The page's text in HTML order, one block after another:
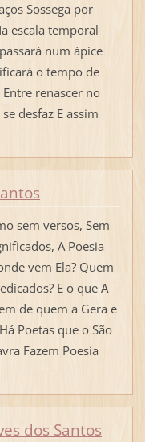
Sossega por
escala temporal
num ápice
o tempo de
renascer no
desfaz E assim
sem versos, Sem
A Poesia
vem Ela? Quem
E o que A
de quem a Gera e
Poetas que o São
Fazem Poesia
dos Santos